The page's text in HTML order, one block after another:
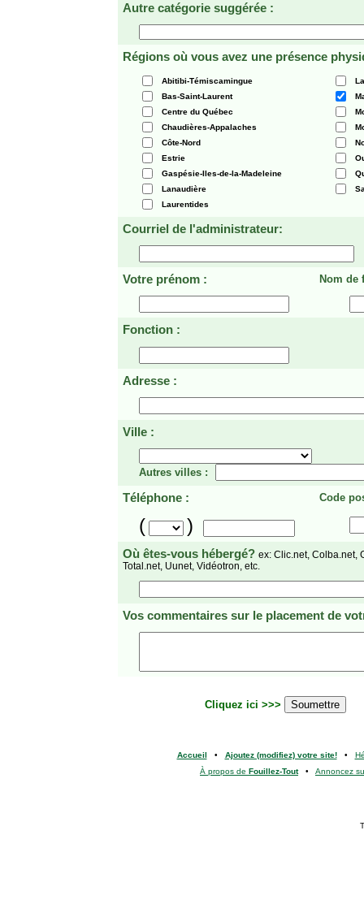
Autre catégorie suggérée :
Régions où vous avez une présence
Abitibi-Témiscamingue
Bas-Saint-Laurent
Centre du Québec
Chaudières-Appalaches
Côte-Nord
Estrie
Gaspésie-Iles-de-la-Madeleine
Lanaudière
Laurentides
Courriel de l'administrateur:
Votre prénom : Nom de
Fonction :
Adresse :
Ville :
Autres villes :
Téléphone : Code
( )
Où êtes-vous hébergé? ex: Clic.net, Colba.net,
Total.net, Uunet, Vidéotron, etc.
Vos commentaires sur le placement de
Cliquez ici >>>
Accueil • Ajoutez (modifiez) votre site!•
À propos de Fouillez-Tout• Annoncez